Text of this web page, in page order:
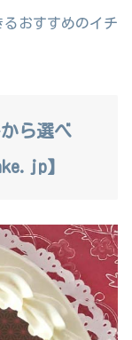
おすすめのイチ
ら選べ
】